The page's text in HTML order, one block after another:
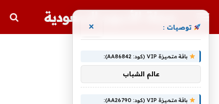
مجلة الأسهم السعودية
توصيات : ×
باقة متميزة VIP (كود: AA86842):
عالم الشباب
باقة متميزة VIP (كود: AA26790):